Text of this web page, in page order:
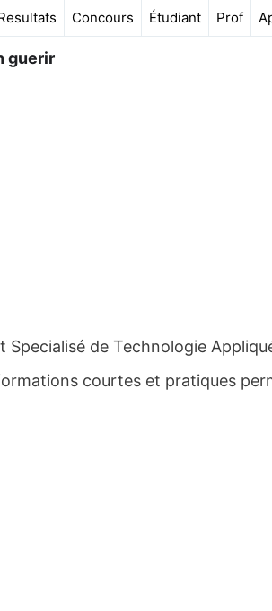
Concours Étudiant Prof
guerir
de Technologie
courtes et pratiques